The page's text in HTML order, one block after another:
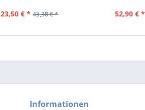
23,50 € * 43,38 € * 52,90 € *
Informationen